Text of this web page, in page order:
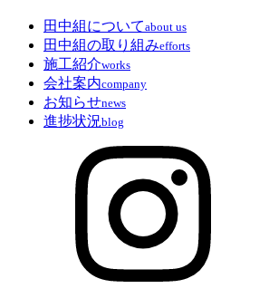
田中組についてabout us
田中組の取り組みefforts
施工紹介works
会社案内company
お知らせnews
進捗状況blog